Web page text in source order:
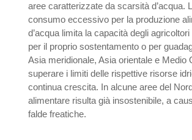
aree caratterizzate da scarsità d’acqua.
consumo eccessivo per la produzione
d’acqua limita la capacità degli
per il proprio sostentamento o per
Asia meridionale, Asia orientale e Medio
superare i limiti delle rispettive risorse
continua crescita. In alcune aree del
alimentare risulta già insostenibile, a
falde freatiche.